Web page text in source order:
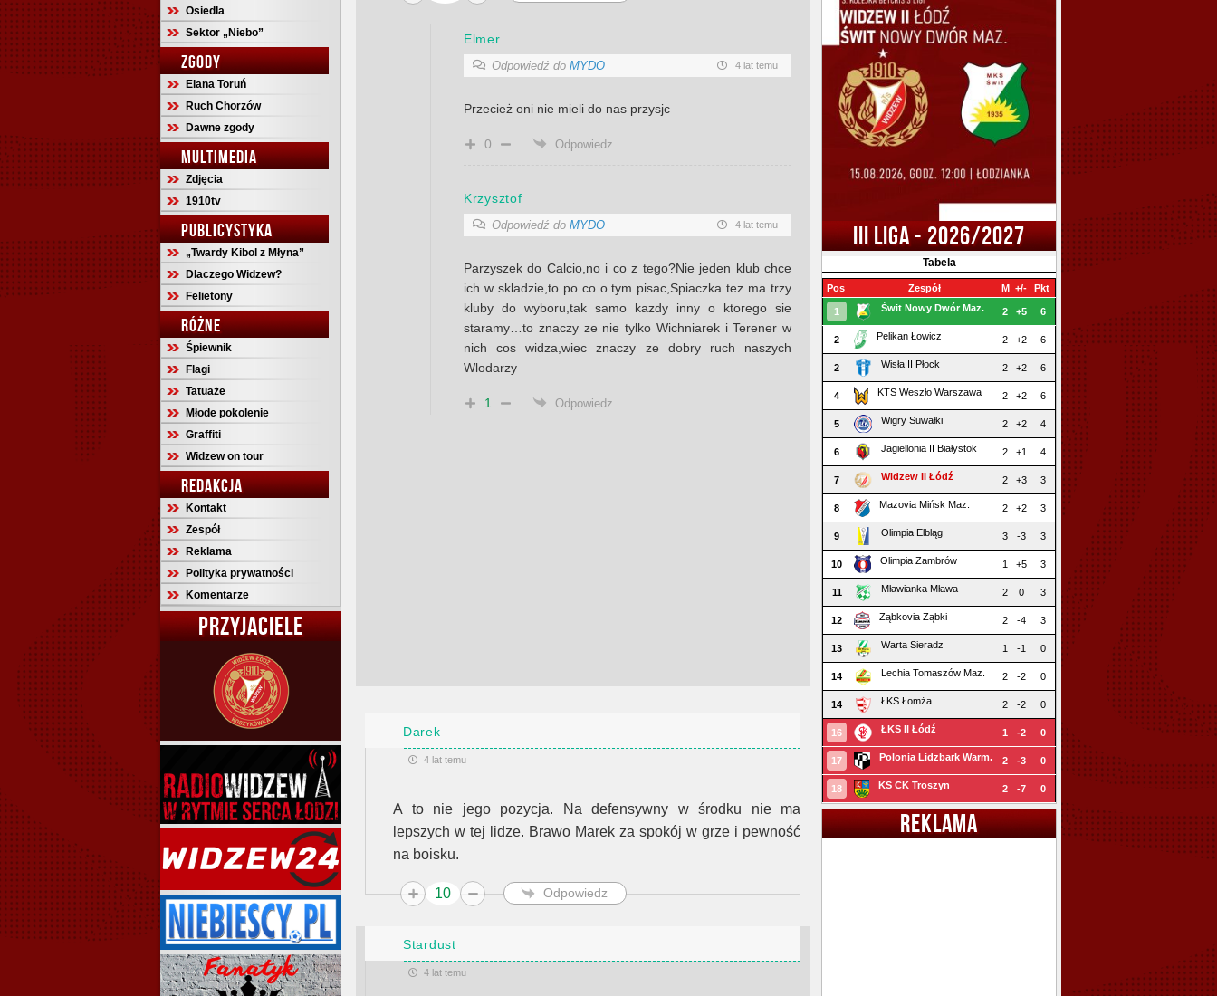
Osiedla
Sektor „Niebo”
ZGODY
Elana Toruń
Ruch Chorzów
Dawne zgody
MULTIMEDIA
Zdjęcia
1910tv
PUBLICYSTYKA
„Twardy Kibol z Młyna”
Dlaczego Widzew?
Felietony
RÓŻNE
Śpiewnik
Flagi
Tatuaże
Młode pokolenie
Graffiti
Widzew on tour
REDAKCJA
Kontakt
Zespół
Reklama
Polityka prywatności
Komentarze
PRZYJACIELE
Elmer
Odpowiedź do MYDO 4 lat temu
Przecież oni nie mieli do nas przysjc
0 Odpowiedz
Krzysztof
Odpowiedź do MYDO 4 lat temu
Parzyszek do Calcio,no i co z tego?Nie jeden klub chce
ich w skladzie,to po co o tym pisac,Spiaczka tez ma trzy
kluby do wyboru,tak samo kazdy inny o ktorego sie
staramy…to znaczy ze nie tylko Wichniarek i Terener w
nich cos widza,wiec znaczy ze dobry ruch naszych
Wlodarzy
1 Odpowiedz
Darek
4 lat temu
A to nie jego pozycja. Na defensywny w środku nie ma
lepszych w tej lidze. Brawo Marek za spokój w grze i pewność
na boisku.
10 Odpowiedz
Stardust
4 lat temu
III LIGA - 2026/2027
Tabela
Pos Zespół M +/- Pkt
1 Świt Nowy Dwór Maz. 2 +5 6
2 Pelikan Łowicz 2 +2 6
2 Wisła II Płock 2 +2 6
4 KTS Weszło Warszawa 2 +2 6
5 Wigry Suwałki 2 +2 4
6 Jagiellonia II Białystok 2 +1 4
7 Widzew II Łódź 2 +3 3
8 Mazovia Mińsk Maz. 2 +2 3
9 Olimpia Elbląg 3 -3 3
10 Olimpia Zambrów 1 +5 3
11 Mławianka Mława 2 0 3
12 Ząbkovia Ząbki 2 -4 3
13 Warta Sieradz 1 -1 0
14 Lechia Tomaszów Maz. 2 -2 0
14 ŁKS Łomża 2 -2 0
16 ŁKS II Łódź 1 -2 0
17 Polonia Lidzbark Warm. 2 -3 0
18 KS CK Troszyn 2 -7 0
REKLAMA